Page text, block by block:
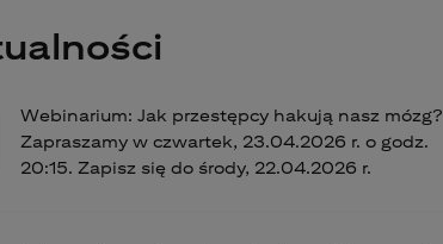
Webinarium: Jak przestępcy hakują nasz mózg?
Zapraszamy w czwartek, 23.04.2026 r. o godz.
20:15. Zapisz się do środy, 22.04.2026 r.